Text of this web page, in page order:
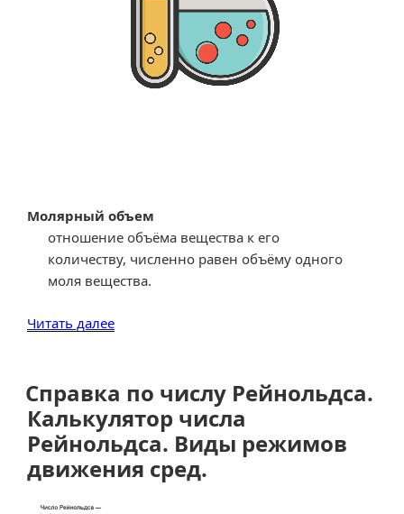
Молярный объем
отношение объёма вещества к его
количеству, численно равен объёму одного
моля вещества.
Читать далее«Справка
объему.
измерения
молярного
объема.
Справка по числу Рейнольдса.
Калькулятор числа
Рейнольдса. Виды режимов
движения сред.